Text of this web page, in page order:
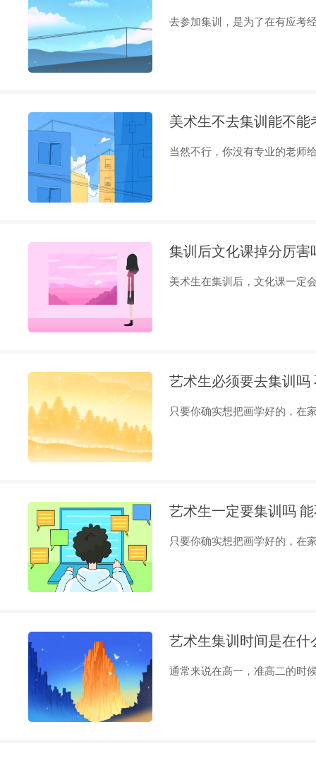
去参加集训，是为了在有应考
美术生不去集训能不
当然不行，你没有专业的老师
集训后文化课掉分厉
美术生在集训后，文化课一定
艺术生必须要去集训吗
只要你确实想把画学好的，在
艺术生一定要集训吗
只要你确实想把画学好的，在
艺术生集训时间是在
通常来说在高一，准高二的时